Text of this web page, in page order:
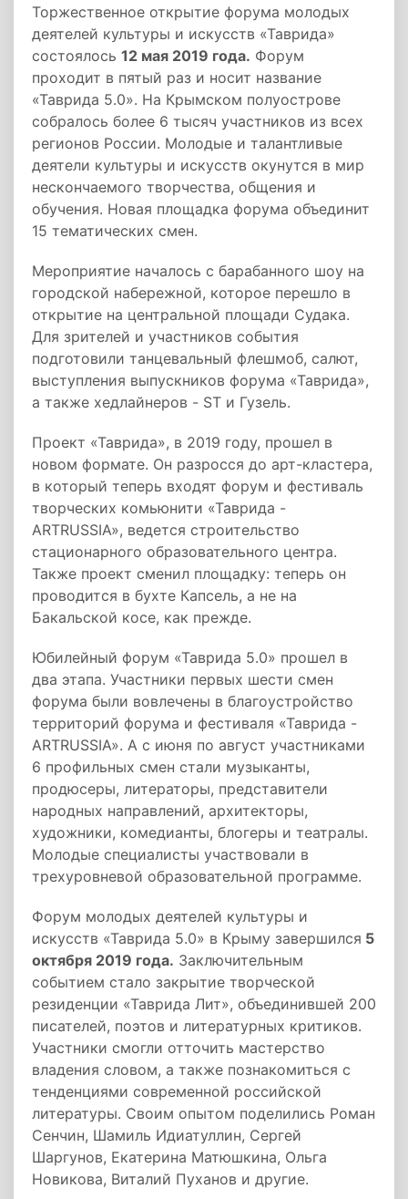
Торжественное открытие форума молодых
деятелей культуры и искусств «Таврида»
состоялось 12 мая 2019 года. Форум
проходит в пятый раз и носит название
«Таврида 5.0». На Крымском полуострове
собралось более 6 тысяч участников из всех
регионов России. Молодые и талантливые
деятели культуры и искусств окунутся в мир
нескончаемого творчества, общения и
обучения. Новая площадка форума объединит
15 тематических смен.
Мероприятие началось с барабанного шоу на
городской набережной, которое перешло в
открытие на центральной площади Судака.
Для зрителей и участников события
подготовили танцевальный флешмоб, салют,
выступления выпускников форума «Таврида»,
а также хедлайнеров - ST и Гузель.
Проект «Таврида», в 2019 году, прошел в
новом формате. Он разросся до арт-кластера,
в который теперь входят форум и фестиваль
творческих комьюнити «Таврида -
ARTRUSSIA», ведется строительство
стационарного образовательного центра.
Также проект сменил площадку: теперь он
проводится в бухте Капсель, а не на
Бакальской косе, как прежде.
Юбилейный форум «Таврида 5.0» прошел в
два этапа. Участники первых шести смен
форума были вовлечены в благоустройство
территорий форума и фестиваля «Таврида -
ARTRUSSIA». А с июня по август участниками
6 профильных смен стали музыканты,
продюсеры, литераторы, представители
народных направлений, архитекторы,
художники, комедианты, блогеры и театралы.
Молодые специалисты участвовали в
трехуровневой образовательной программе.
Форум молодых деятелей культуры и
искусств «Таврида 5.0» в Крыму завершился 5
октября 2019 года. Заключительным
событием стало закрытие творческой
резиденции «Таврида Лит», объединившей 200
писателей, поэтов и литературных критиков.
Участники смогли отточить мастерство
владения словом, а также познакомиться с
тенденциями современной российской
литературы. Своим опытом поделились Роман
Сенчин, Шамиль Идиатуллин, Сергей
Шаргунов, Екатерина Матюшкина, Ольга
Новикова, Виталий Пуханов и другие.